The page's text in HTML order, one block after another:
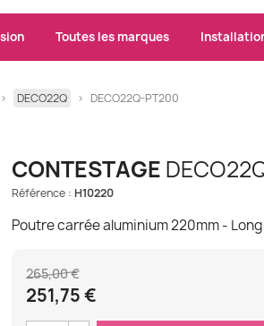
Toutes les marques
DECO22Q DECO22Q-PT200
CONTESTAGE
Référence : H10220
Poutre carrée aluminium 220mm -
265,00 €
251,75 €